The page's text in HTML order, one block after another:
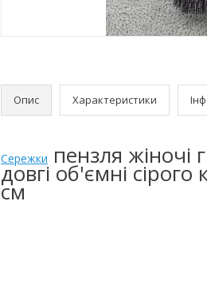
Опис Характеристики
Сережки пензля жіночі
довгі об'ємні
см